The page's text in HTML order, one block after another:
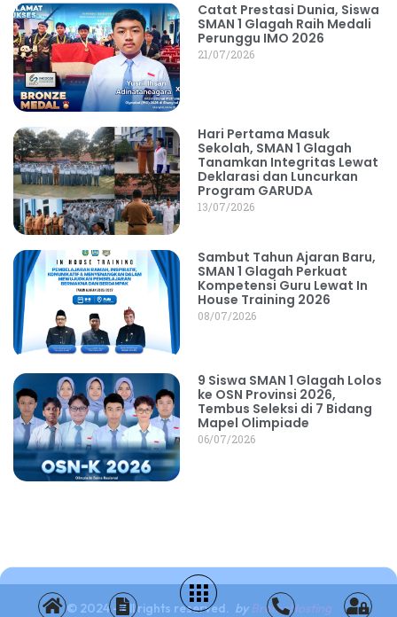
Catat Prestasi Dunia, Siswa
SMAN 1 Glagah Raih Medali
Perunggu IMO 2026
21/07/2026
Hari Pertama Masuk
Sekolah, SMAN 1 Glagah
Tanamkan Integritas Lewat
Deklarasi dan Luncurkan
Program GARUDA
13/07/2026
Sambut Tahun Ajaran Baru,
SMAN 1 Glagah Perkuat
Kompetensi Guru Lewat In
House Training 2026
08/07/2026
9 Siswa SMAN 1 Glagah Lolos
ke OSN Provinsi 2026,
Tembus Seleksi di 7 Bidang
Mapel Olimpiade
06/07/2026
© 2024 - All rights reserved. byBromoHosting